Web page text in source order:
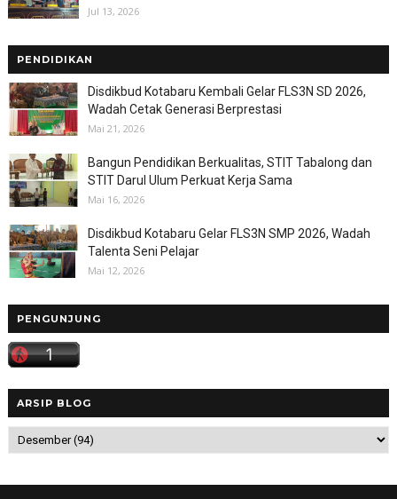
Jul 13, 2026
PENDIDIKAN
Disdikbud Kotabaru Kembali Gelar FLS3N SD 2026,
Wadah Cetak Generasi Berprestasi
Mai 21, 2026
Bangun Pendidikan Berkualitas, STIT Tabalong dan
STIT Darul Ulum Perkuat Kerja Sama
Mai 16, 2026
Disdikbud Kotabaru Gelar FLS3N SMP 2026, Wadah
Talenta Seni Pelajar
Mai 12, 2026
PENGUNJUNG
ARSIP BLOG